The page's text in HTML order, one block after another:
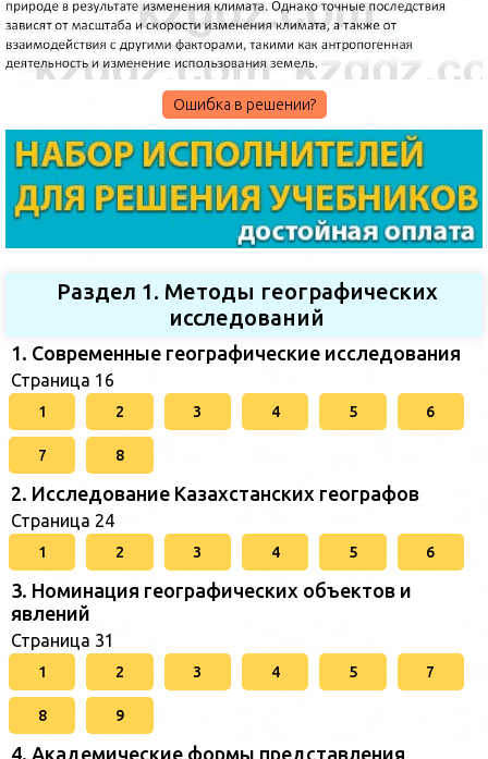
Ошибка в решении?
Раздел 1. Методы географических
исследований
1. Современные географические исследования
Страница 16
1 2 3 4 5 6
7 8
2. Исследование Казахстанских географов
Страница 24
1 2 3 4 5 6
3. Номинация географических объектов и
явлений
Страница 31
1 2 3 4 5 7
8 9
4. Академические формы представления